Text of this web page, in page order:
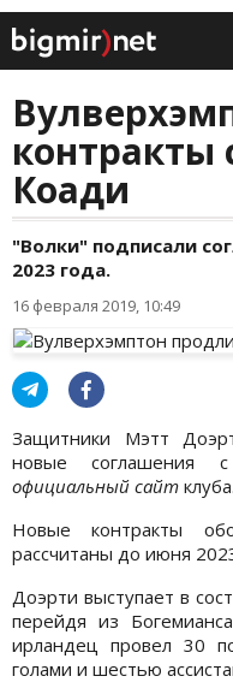
контракты
Коади
"Волки" подписали
2023 года.
16 февраля 2019, 10:49
Защитники Мэтт
новые соглашения с
официальный сайт клуба.
Новые контракты
рассчитаны до июня
Доэрти выступает в
перейдя из
ирландец провел 30
голами и шестью